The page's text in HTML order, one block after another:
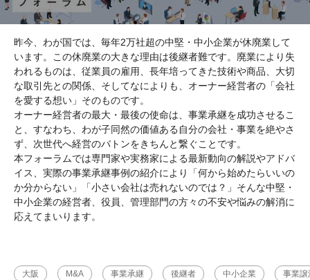
昨今、わが国では、毎年2万社超の中堅・中小企業が休廃業して
います。この休廃業の大きな理由は後継者難です。廃業により失
われるものは、従業員の雇用、長年培ってきた技術や商品、大切
な取引先との関係、そしてなによりも、オーナー経営者の「会社
を愛する想い」そのものです。
オーナー経営者の最大・最後の使命は、事業承継を成功させるこ
と、すなわち、わが子同然の価値ある自分の会社・事業を絶やさ
ず、次世代へ経営のバトンをきちんと繋ぐことです。
本フォーラムでは専門家や実務家による最新動向の解説やアドバ
イス、実際の事業承継事例の紹介により「何から始めたらいいの
か分からない」「小さい会社は売れないのでは？」そんな中堅・
中小企業の経営者、役員、管理部門の方々の不安や悩みの解消に
応えてまいります。
大阪 M&A 事業承継 後継者 中小企業 事業譲